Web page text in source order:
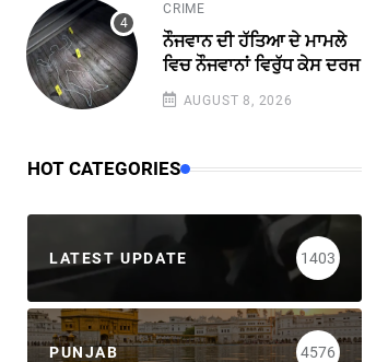
CRIME
ਨੌਜਵਾਨ ਦੀ ਹੱਤਿਆ ਦੇ ਮਾਮਲੇ
ਵਿਚ ਨੌਜਵਾਨਾਂ ਵਿਰੁੱਧ ਕੇਸ ਦਰਜ
AUGUST 8, 2026
HOT CATEGORIES
LATEST UPDATE 1403
PUNJAB 4576